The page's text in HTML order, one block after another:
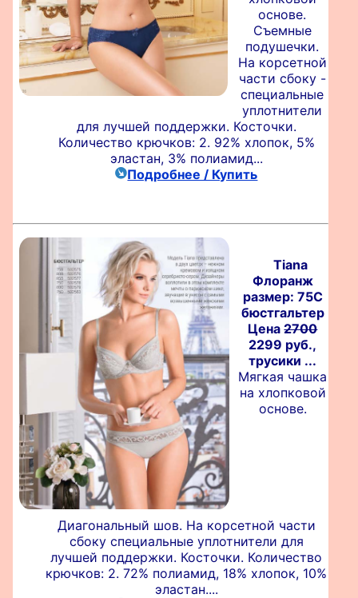
основе.
Съемные
подушечки.
На корсетной
части сбоку -
специальные
уплотнители
для лучшей поддержки. Косточки.
Количество крючков: 2. 92% хлопок, 5%
эластан, 3% полиамид...
Подробнее / Купить
Tiana
Флоранж
размер: 75C
бюстгальтер
Цена2700
2299 руб.,
трусики ...
Мягкая чашка
на хлопковой
основе.
Диагональный шов. На корсетной части
сбоку специальные уплотнители для
лучшей поддержки. Косточки. Количество
крючков: 2. 72% полиамид, 18% хлопок, 10%
эластан....